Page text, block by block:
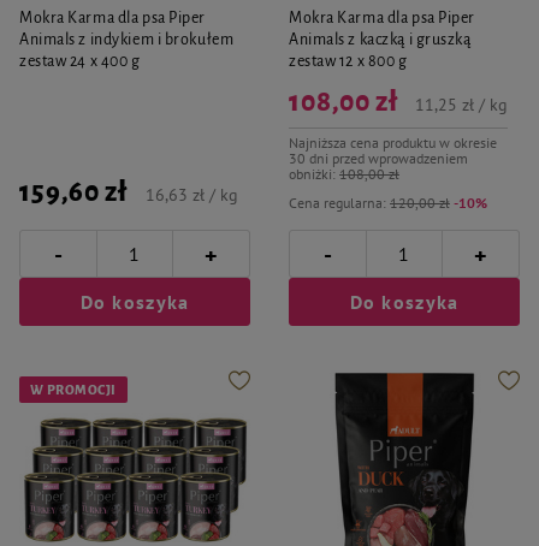
Mokra Karma dla psa Piper
Animals z indykiem i brokułem
zestaw 24 x 400 g
159,60 zł 16,63 zł / kg
- +
Do koszyka
Mokra Karma dla psa Piper
Animals z kaczką i gruszką
zestaw 12 x 800 g
Cena regularna: 120,00 zł -10%
108,00 zł
Najniższa cena produktu w okresie
30 dni przed wprowadzeniem
obniżki: 108,00 zł
11,25 zł / kg
- +
Do koszyka
W PROMOCJI